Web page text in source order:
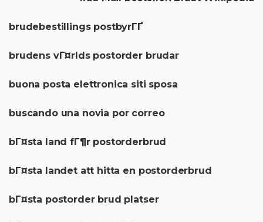
brudebestillings postbyrГҐ
brudens vГ¤rlds postorder brudar
buona posta elettronica siti sposa
buscando una novia por correo
bГ¤sta land fГ¶r postorderbrud
bГ¤sta landet att hitta en postorderbrud
bГ¤sta postorder brud platser